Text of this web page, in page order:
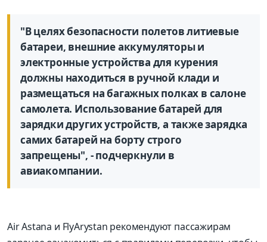
"В целях безопасности полетов литиевые
батареи, внешние аккумуляторы и
электронные устройства для курения
должны находиться в ручной клади и
размещаться на багажных полках в салоне
самолета. Использование батарей для
зарядки других устройств, а также зарядка
самих батарей на борту строго
запрещены", - подчеркнули в
авиакомпании.
Air Astana и FlyArystan рекомендуют пассажирам